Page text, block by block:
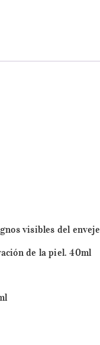
visibles del
de la piel. 40ml